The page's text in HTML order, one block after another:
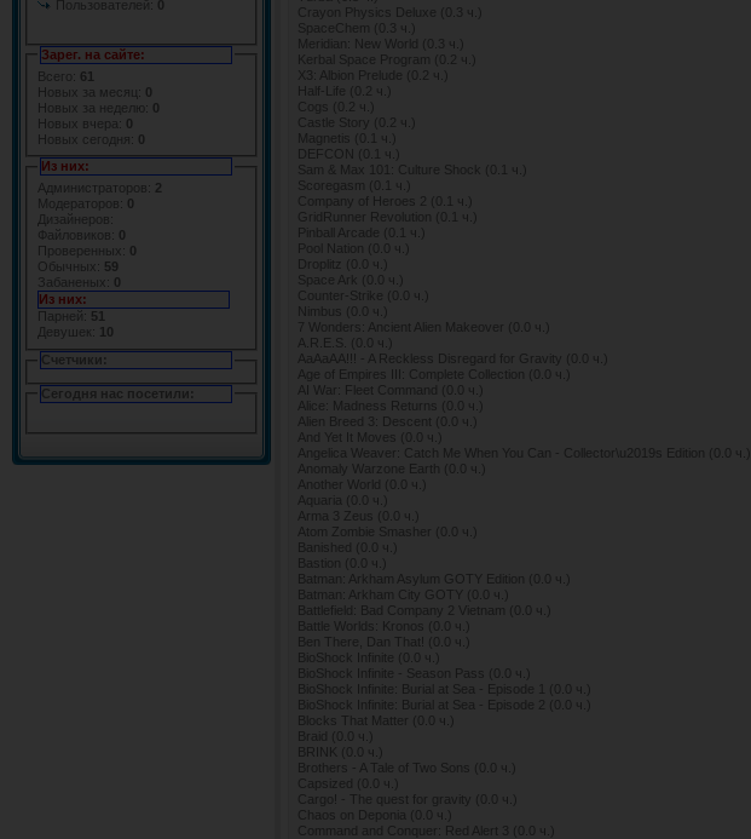
Пользователей: 0
Зарег. на сайте:
Всего: 61
Новых за месяц: 0
Новых за неделю: 0
Новых вчера: 0
Новых сегодня: 0
Из них:
Администраторов: 2
Модераторов: 0
Дизайнеров:
Файловиков: 0
Проверенных: 0
Обычных: 59
Забаненых: 0
Из них:
Парней: 51
Девушек:
10
Счетчики:
Сегодня нас посетили:
Crayon Physics Deluxe (0.3 ч.)
SpaceChem (0.3 ч.)
Meridian: New World (0.3 ч.)
Kerbal Space Program (0.2 ч.)
X3: Albion Prelude (0.2 ч.)
Half-Life (0.2 ч.)
Cogs (0.2 ч.)
Castle Story (0.2 ч.)
Magnetis (0.1 ч.)
DEFCON (0.1 ч.)
Sam & Max 101: Culture Shock (0.1 ч.)
Scoregasm (0.1 ч.)
Company of Heroes 2 (0.1 ч.)
GridRunner Revolution (0.1 ч.)
Pinball Arcade (0.1 ч.)
Pool Nation (0.0 ч.)
Droplitz (0.0 ч.)
Space Ark (0.0 ч.)
Counter-Strike (0.0 ч.)
Nimbus (0.0 ч.)
7 Wonders: Ancient Alien Makeover (0.0 ч.)
A.R.E.S. (0.0 ч.)
AaAaAA!!! - A Reckless Disregard for Gravity (0.0 ч.)
Age of Empires III: Complete Collection (0.0 ч.)
AI War: Fleet Command (0.0 ч.)
Alice: Madness Returns (0.0 ч.)
Alien Breed 3: Descent (0.0 ч.)
And Yet It Moves (0.0 ч.)
Angelica Weaver: Catch Me When You Can - Collector\u2019s Edition (0.0 ч.)
Anomaly Warzone Earth (0.0 ч.)
Another World (0.0 ч.)
Aquaria (0.0 ч.)
Arma 3 Zeus (0.0 ч.)
Atom Zombie Smasher (0.0 ч.)
Banished (0.0 ч.)
Bastion (0.0 ч.)
Batman: Arkham Asylum GOTY Edition (0.0 ч.)
Batman: Arkham City GOTY (0.0 ч.)
Battlefield: Bad Company 2 Vietnam (0.0 ч.)
Battle Worlds: Kronos (0.0 ч.)
Ben There, Dan That! (0.0 ч.)
BioShock Infinite (0.0 ч.)
BioShock Infinite - Season Pass (0.0 ч.)
BioShock Infinite: Burial at Sea - Episode 1 (0.0 ч.)
BioShock Infinite: Burial at Sea - Episode 2 (0.0 ч.)
Blocks That Matter (0.0 ч.)
Braid (0.0 ч.)
BRINK (0.0 ч.)
Brothers - A Tale of Two Sons (0.0 ч.)
Capsized (0.0 ч.)
Cargo! - The quest for gravity (0.0 ч.)
Chaos on Deponia (0.0 ч.)
Command and Conquer: Red Alert 3 (0.0 ч.)